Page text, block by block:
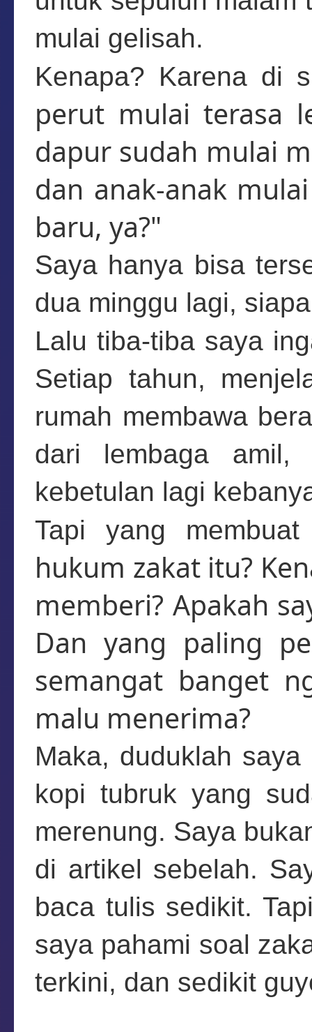
mulai gelisah.
Kenapa? Karena di
perut mulai terasa
dapur sudah mulai
dan anak-anak
baru, ya?"
Saya hanya bisa
dua minggu lagi,
Lalu tiba-tiba saya
Setiap tahun,
rumah membawa
dari lembaga
kebetulan lagi
Tapi yang
hukum zakat itu?
memberi? Apakah
Dan yang paling
semangat banget
malu menerima?
Maka, duduklah
kopi tubruk yang
merenung. Saya
di artikel sebelah.
baca tulis sedikit.
saya pahami soal
terkini, dan sedikit